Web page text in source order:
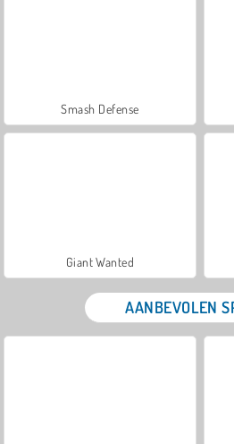
Smash Defense
Giant Wanted
AANBEVOLEN